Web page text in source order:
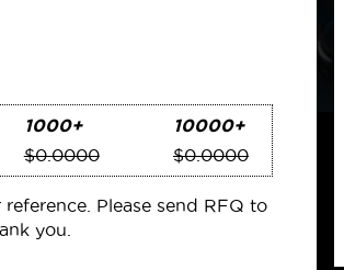
1000+
$0.0000
10000+
$0.0000
Please send RFQ to
you.